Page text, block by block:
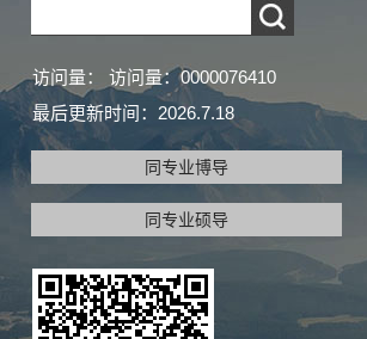
访问量： 访问量：0000076410
最后更新时间： 2026.7.18
同专业博导
同专业硕导